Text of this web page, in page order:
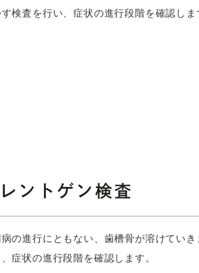
検査を行い、症状の進行段階を確認しま
レントゲン検査
の進行にともない、歯槽骨が溶けてい
症状の進行段階を確認します。